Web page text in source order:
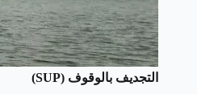
التجديف بالوقوف (SUP)